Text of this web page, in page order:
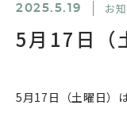
5月17日（
2025.5.19 お
5月17日（土曜日）